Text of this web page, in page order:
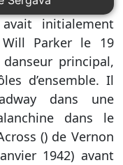
initialement
Parker le 19
principal,
d’ensemble. Il
dans une
dans le
() de Vernon
1942) avant